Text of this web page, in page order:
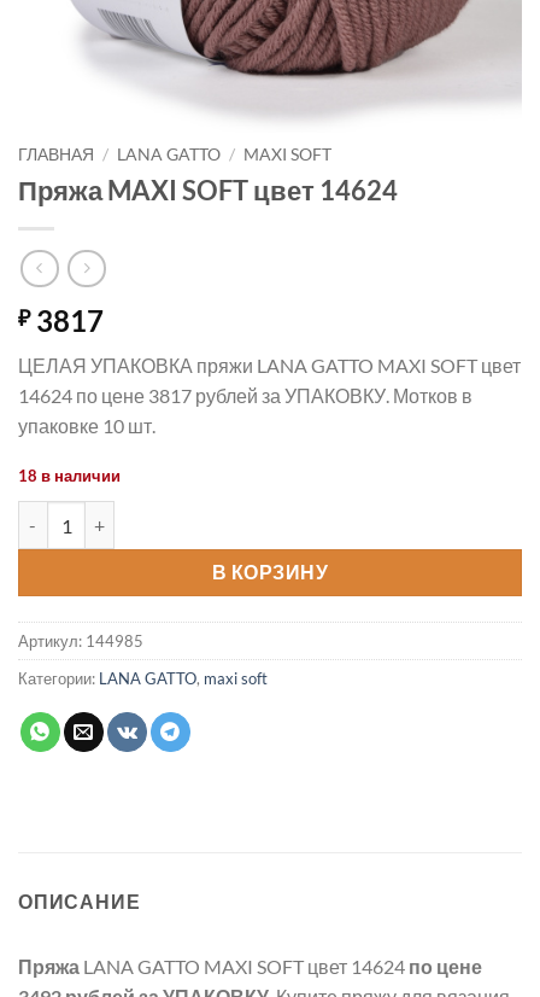
ГЛАВНАЯ / LANA GATTO / MAXI SOFT
Пряжа MAXI SOFT цвет 14624
₽3817
ЦЕЛАЯ УПАКОВКА пряжи LANA GATTO MAXI SOFT цвет
14624 по цене 3817 рублей за УПАКОВКУ. Мотков в
упаковке 10 шт.
18 в наличии
В КОРЗИНУ
Артикул: 144985
Категории: LANA GATTO, maxi soft
ОПИСАНИЕ
Пряжа LANA GATTO MAXI SOFT цвет 14624 по цене